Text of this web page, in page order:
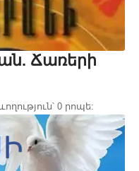
Ճառերի
0 րոպե: